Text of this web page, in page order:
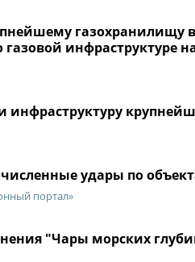
газохранилищу
инфраструктуре
удары по
портал»
"Чары морских